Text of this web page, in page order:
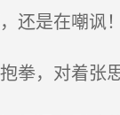
还是在嘲讽！
拳，对着张